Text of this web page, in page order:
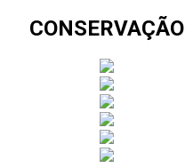
CONSERVAÇÃO